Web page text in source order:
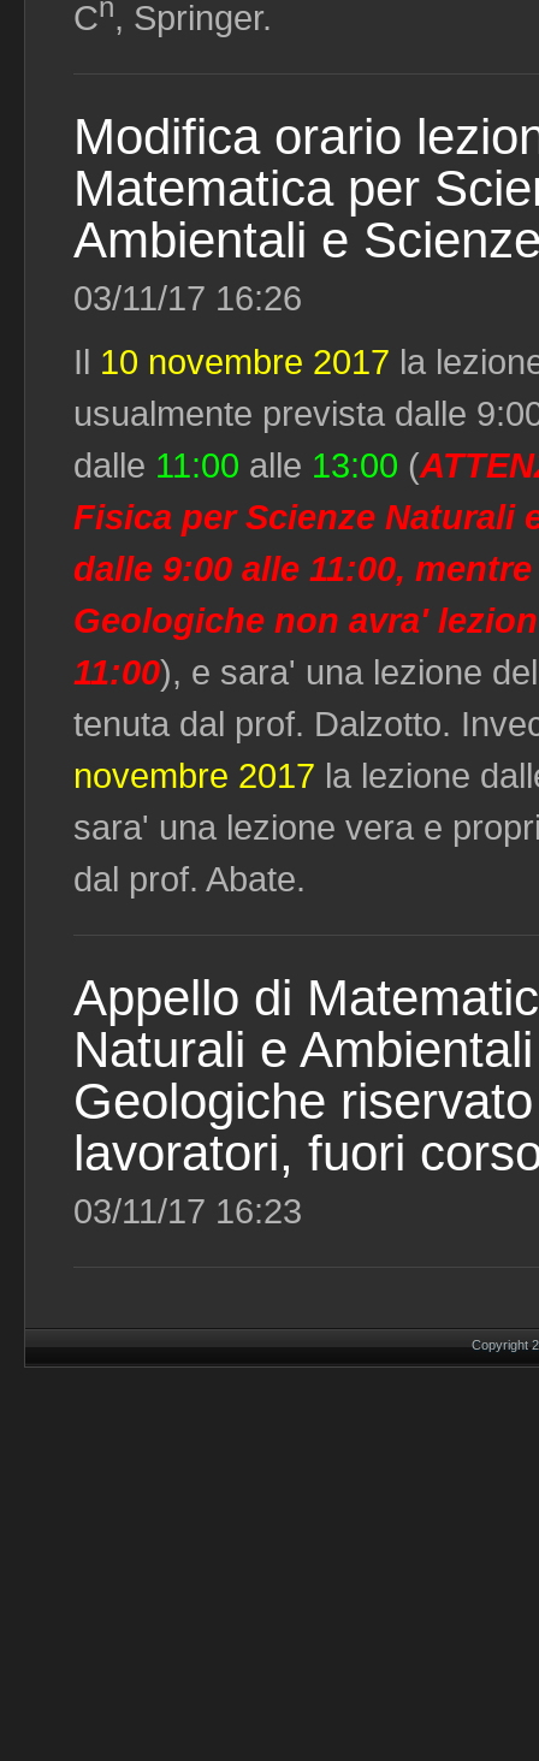
Cn, Springer.
Modifica orario
Matematica per
Ambientali e
03/11/17 16:26
Il 10 novembre 2017 la
usualmente prevista dalle
dalle 11:00 alle 13:00 (
Fisica per Scienze Naturali
dalle 9:00 alle 11:00,
Geologiche non avra'
11:00), e sara' una lezione
tenuta dal prof. Dalzotto.
novembre 2017 la lezione
sara' una lezione vera e
dal prof. Abate.
Appello di
Naturali e
Geologiche
lavoratori, fuori
03/11/17 16:23
Copyright